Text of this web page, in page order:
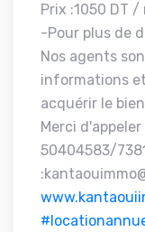
Prix :1050 DT
-Pour plus de
Nos agents
informations
acquérir le
Merci d'appeler
50404583/